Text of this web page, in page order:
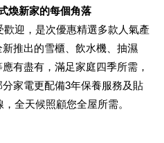
煥新家的每個角落
迎，是次優惠精選多款人氣產
推出的雪櫃、飲水機、抽濕
有盡有，滿足家庭四季所需，
家電更配備3年保養服務及貼
全天候照顧您全屋所需。